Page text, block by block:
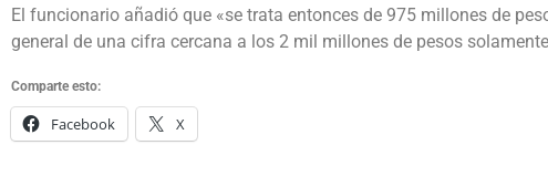
El funcionario añadió que «se trata entonces de 975 millones de
general de una cifra cercana a los 2 mil millones de pesos
Comparte esto:
Facebook X